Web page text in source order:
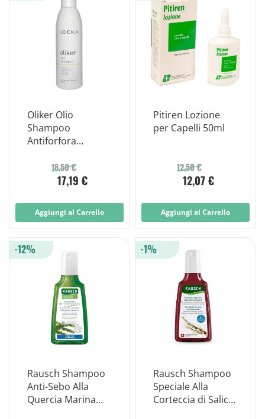
Oliker Olio
Shampoo
Antiforfora
Lenitivo 200ml
18,50 €
17,19 €
Aggiungi al Carrello
Pitiren Lozione
per Capelli 50ml
12,50 €
12,07 €
Aggiungi al Carrello
Rausch Shampoo
Anti-Sebo Alla
Quercia Marina
-12%
Rausch Shampoo
Speciale Alla
Corteccia di Salice
-1%